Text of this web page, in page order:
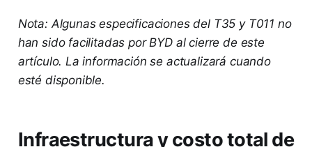
Nota: Algunas especificaciones del T35 y T011 no
han sido facilitadas por BYD al cierre de este
artículo. La información se actualizará cuando
esté disponible.
Infraestructura y costo total de